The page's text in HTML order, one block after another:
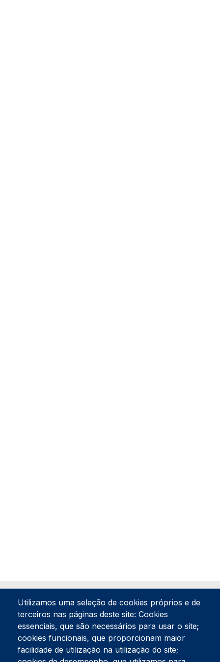
Tel:234 390 100Fax:234 390 100
Utilizamos uma seleção de cookies próprios e de
terceiros nas páginas deste site: Cookies
essenciais, que são necessários para usar o site;
cookies funcionais, que proporcionam maior
facilidade de utilização na utilização do site;